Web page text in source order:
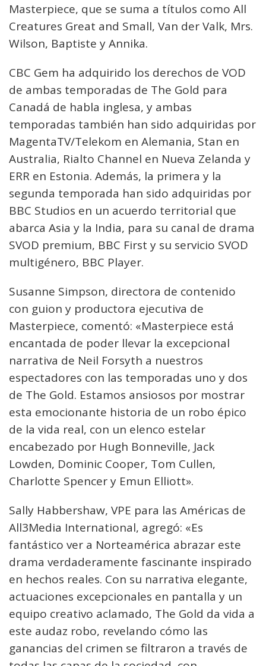
Masterpiece, que se suma a títulos como All
Creatures Great and Small, Van der Valk, Mrs.
Wilson, Baptiste y Annika.
CBC Gem ha adquirido los derechos de VOD
de ambas temporadas de The Gold para
Canadá de habla inglesa, y ambas
temporadas también han sido adquiridas por
MagentaTV/Telekom en Alemania, Stan en
Australia, Rialto Channel en Nueva Zelanda y
ERR en Estonia. Además, la primera y la
segunda temporada han sido adquiridas por
BBC Studios en un acuerdo territorial que
abarca Asia y la India, para su canal de drama
SVOD premium, BBC First y su servicio SVOD
multigénero, BBC Player.
Susanne Simpson, directora de contenido
con guion y productora ejecutiva de
Masterpiece, comentó: «Masterpiece está
encantada de poder llevar la excepcional
narrativa de Neil Forsyth a nuestros
espectadores con las temporadas uno y dos
de The Gold. Estamos ansiosos por mostrar
esta emocionante historia de un robo épico
de la vida real, con un elenco estelar
encabezado por Hugh Bonneville, Jack
Lowden, Dominic Cooper, Tom Cullen,
Charlotte Spencer y Emun Elliott».
Sally Habbershaw, VPE para las Américas de
All3Media International, agregó: «Es
fantástico ver a Norteamérica abrazar este
drama verdaderamente fascinante inspirado
en hechos reales. Con su narrativa elegante,
actuaciones excepcionales en pantalla y un
equipo creativo aclamado, The Gold da vida a
este audaz robo, revelando cómo las
ganancias del crimen se filtraron a través de